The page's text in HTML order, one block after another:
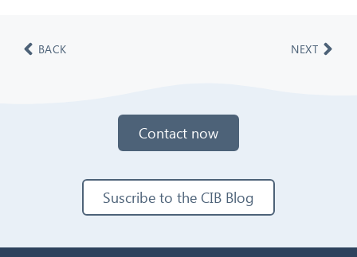
BACK NEXT
Contact now
Suscribe to the CIB Blog